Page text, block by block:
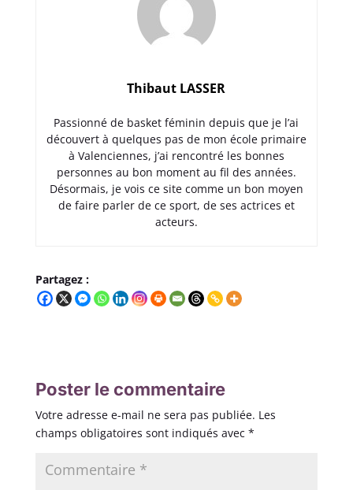
Thibaut LASSER
Passionné de basket féminin depuis que je l’ai
découvert à quelques pas de mon école primaire
à Valenciennes, j’ai rencontré les bonnes
personnes au bon moment au fil des années.
Désormais, je vois ce site comme un bon moyen
de faire parler de ce sport, de ses actrices et
acteurs.
Partagez :
Poster le commentaire
Votre adresse e-mail ne sera pas publiée. Les
champs obligatoires sont indiqués avec *